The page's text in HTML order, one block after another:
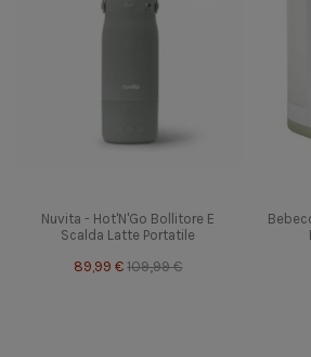
Nuvita - Hot'N'Go Bollitore E
Scalda Latte Portatile
89,99 €109,99 €